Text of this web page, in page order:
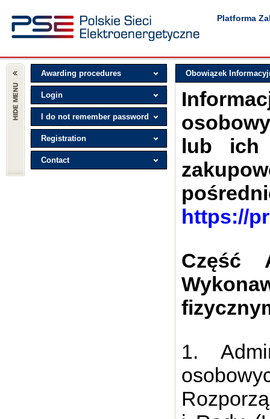
Platforma
Awarding procedures
Login
I do not remember password
Registration
Contact
Obowiązek
lub ich
https://
Część
1.